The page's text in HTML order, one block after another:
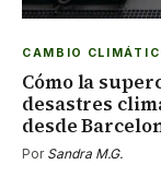
CAMBIO
Cómo la
desastres
desde
Por Sandra M.G.